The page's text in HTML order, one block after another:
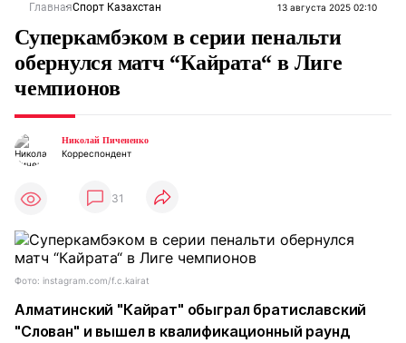
ГлавнаяСпорт Казахстан 13 августа 2025 02:10
Суперкамбэком в серии пенальти
обернулся матч “Кайрата“ в Лиге
чемпионов
Николай Пичененко
Корреспондент
31
Фото: instagram.com/f.c.kairat
Алматинский "Кайрат" обыграл братиславский
"Слован" и вышел в квалификационный раунд